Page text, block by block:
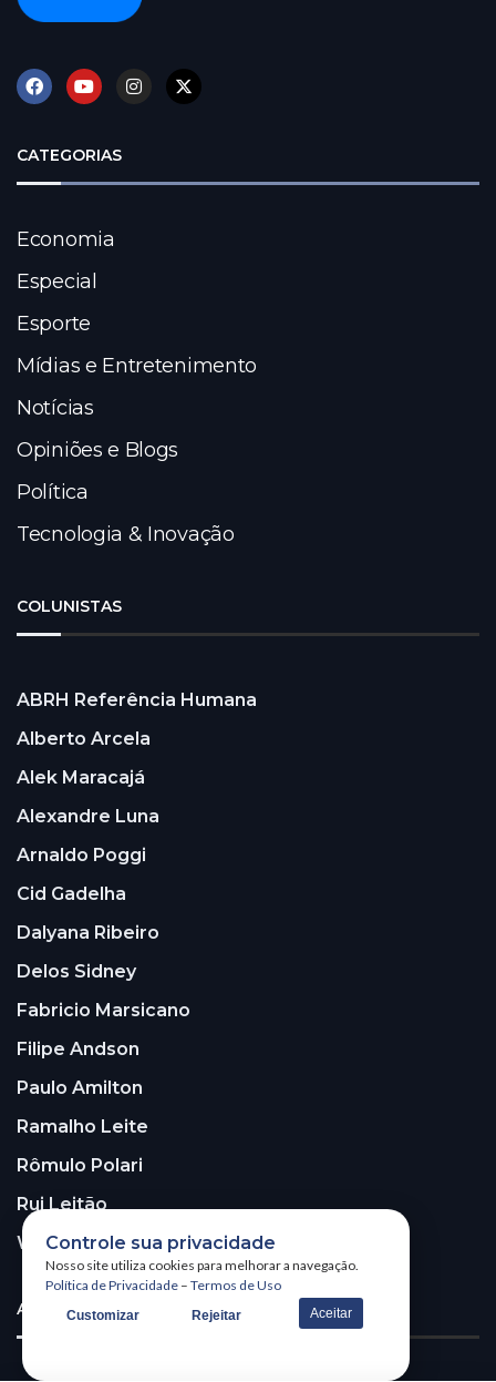
CATEGORIAS
Economia
Especial
Esporte
Mídias e Entretenimento
Notícias
Opiniões e Blogs
Política
Tecnologia & Inovação
COLUNISTAS
ABRH Referência Humana
Alberto Arcela
Alek Maracajá
Alexandre Luna
Arnaldo Poggi
Cid Gadelha
Dalyana Ribeiro
Delos Sidney
Fabricio Marsicano
Filipe Andson
Paulo Amilton
Ramalho Leite
Rômulo Polari
Rui Leitão
Walter Santos
ASSINE A NOSSA NEWSLETTER!
Controle sua privacidade
Nosso site utiliza cookies para melhorar a navegação.
Política de Privacidade – Termos de Uso
Customizar Rejeitar Aceitar